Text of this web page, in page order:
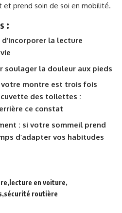
et prend soin de soi en mobilité.
:
la lecture
soulager la douleur aux pieds
votre montre est trois fois
des toilettes :
ce constat
: si votre sommeil prend
d’adapter vos habitudes
lecture en voiture
sécurité routière